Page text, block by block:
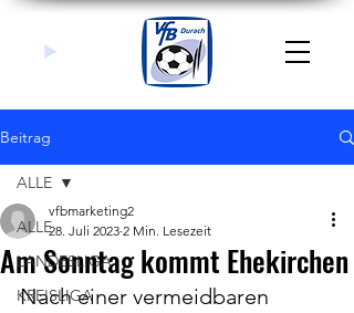
Beitrag
ALLE
LANDESLIGA
KREISLIGA
ALLE
Am Sonntag kommt Ehekirchen
vfbmarketing2
28. Juli 2023 2 Min. Lesezeit
Nach einer vermeidbaren